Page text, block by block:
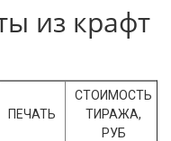
из крафт
ПЕЧАТЬ
СТОИМОСТЬ
ТИРАЖА,
РУБ